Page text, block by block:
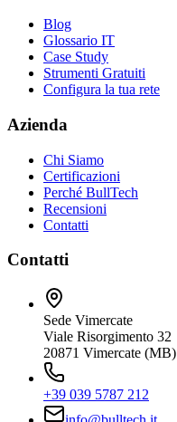
Blog
Glossario IT
Case Study
Strumenti Gratuiti
Configura la tua rete
Azienda
Chi Siamo
Certificazioni
Perché BullTech
Recensioni
Contatti
Contatti
Sede Vimercate
Viale Risorgimento 32
20871 Vimercate (MB)
+39 039 5787 212